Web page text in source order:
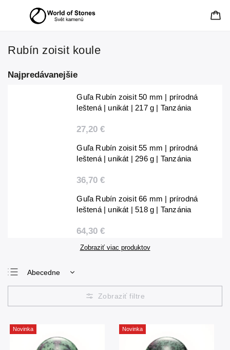
Rubín zoisit koule
Najpredávanejšie
Guľa Rubín zoisit 50 mm | prírodná
leštená | unikát | 217 g | Tanzánia
27,20 €
Guľa Rubín zoisit 55 mm | prírodná
leštená | unikát | 296 g | Tanzánia
36,70 €
Guľa Rubín zoisit 66 mm | prírodná
leštená | unikát | 518 g | Tanzánia
64,30 €
Zobraziť viac produktov
Abecedne
Najlacnejšie
Najdrahšie
Novinka Novinka